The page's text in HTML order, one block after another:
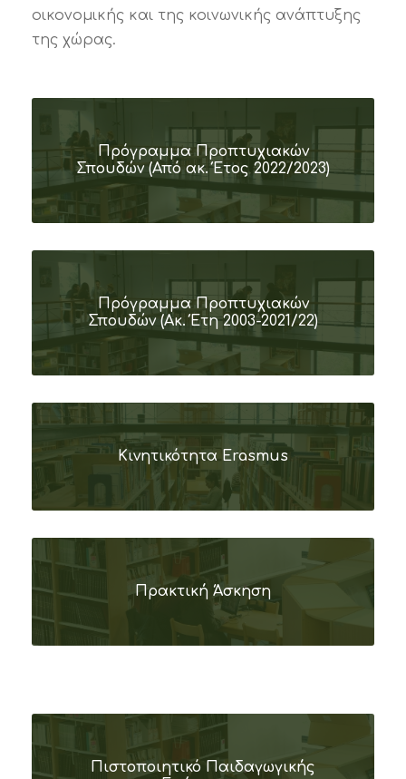
οικονομικής και της κοινωνικής ανάπτυξης
της χώρας.
Πρόγραμμα Προπτυχιακών
Σπουδών (Από ακ. Έτος 2022/2023)
Πρόγραμμα Προπτυχιακών
Σπουδών (Ακ. Έτη 2003-2021/22)
Κινητικότητα Erasmus
Πρακτική Άσκηση
Πιστοποιητικό Παιδαγωγικής